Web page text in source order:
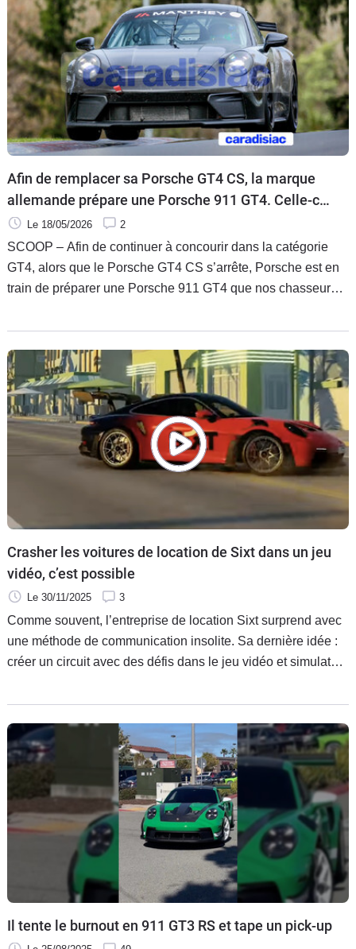
Afin de remplacer sa Porsche GT4 CS, la marque
allemande prépare une Porsche 911 GT4. Celle-ci
arrivera en série et en compétition en 2027.
Le 18/05/2026 2
SCOOP – Afin de continuer à concourir dans la catégorie
GT4, alors que le Porsche GT4 CS s’arrête, Porsche est en
train de préparer une Porsche 911 GT4 que nos chasseurs
le circuit du Nürburgring.
Crasher les voitures de location de Sixt dans un jeu
vidéo, c’est possible
Le 30/11/2025 3
Comme souvent, l’entreprise de location Sixt surprend avec
une méthode de communication insolite. Sa dernière idée :
créer un circuit avec des défis dans le jeu vidéo et simulateur
Il tente le burnout en 911 GT3 RS et tape un pick-up